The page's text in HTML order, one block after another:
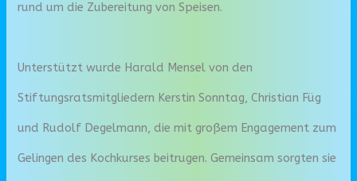
rund um die Zubereitung von Speisen.
Unterstützt wurde Harald Mensel von den
Stiftungsratsmitgliedern Kerstin Sonntag, Christian Füg
und Rudolf Degelmann, die mit großem Engagement zum
Gelingen des Kochkurses beitrugen. Gemeinsam sorgten sie